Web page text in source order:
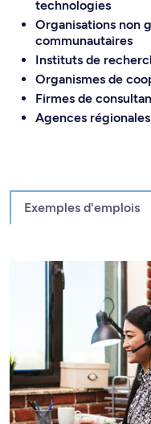
technologies
Organisations non
communautaires
Instituts de
Organismes de
Firmes de
Agences
Exemples d'emplois